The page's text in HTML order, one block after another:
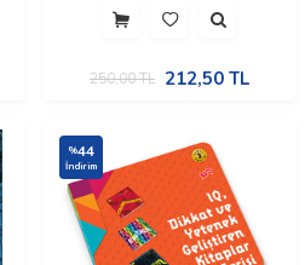
250,00TL 212,50 TL
%44
İndirim